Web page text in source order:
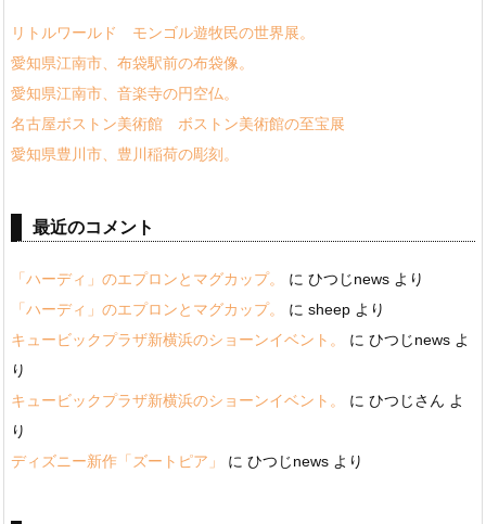
リトルワールド モンゴル遊牧民の世界展。
愛知県江南市、布袋駅前の布袋像。
愛知県江南市、音楽寺の円空仏。
名古屋ボストン美術館 ボストン美術館の至宝展
愛知県豊川市、豊川稲荷の彫刻。
最近のコメント
「ハーディ」のエプロンとマグカップ。 に ひつじnews より
「ハーディ」のエプロンとマグカップ。
に sheep より
キュービックプラザ新横浜のショーンイベント。
に ひつじnews よ
り
キュービックプラザ新横浜のショーンイベント。
に ひつじさん よ
り
ディズニー新作「ズートピア」
に ひつじnews より